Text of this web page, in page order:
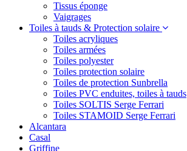
Tissus éponge
Vaigrages
Toiles à tauds & Protection solaire
Toiles acryliques
Toiles armées
Toiles polyester
Toiles protection solaire
Toiles de protection Sunbrella
Toiles PVC enduites, toiles à tauds
Toiles SOLTIS Serge Ferrari
Toiles STAMOID Serge Ferrari
Alcantara
Casal
Griffine